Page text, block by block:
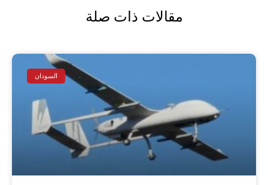
مقالات ذات صلة
السودان